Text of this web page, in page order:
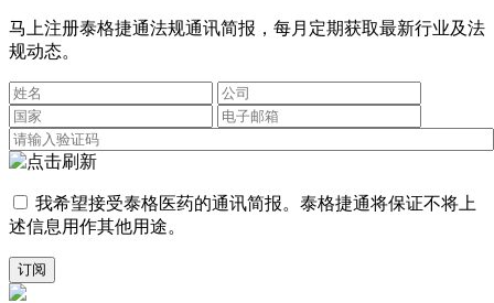
马上注册泰格捷通法规通讯简报，每月定期获取最新行业及法
规动态。
我希望接受泰格医药的通讯简报。泰格捷通将保证不将上
述信息用作其他用途。
订阅